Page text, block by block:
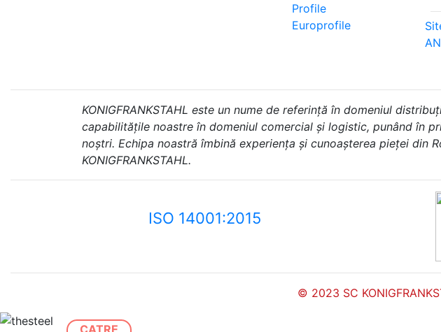
Profile
Europrofile
KONIGFRANKSTAHL este un nume de referință în domeniul
capabilitățile noastre în domeniul comercial și logistic, punând în
noștri. Echipa noastră îmbină experiența și cunoașterea pieței din
KONIGFRANKSTAHL.
ISO 14001:2015
© 2023 SC
CATRE